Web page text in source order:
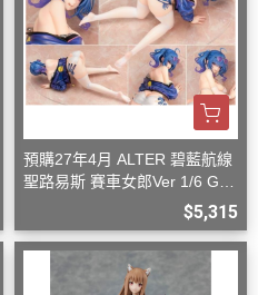
預購27年4月 ALTER 碧藍航線
聖路易斯 賽車女郎Ver 1/6 G08
$5,315